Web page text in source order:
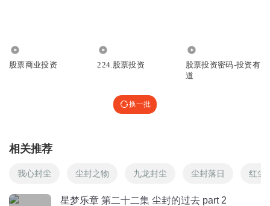
股票商业投资 224.股票投资
股票投资密码-投资有
道
换一批
相关推荐
我心封尘 尘封之物 九龙封尘 尘封落日 红尘
星梦乐章 第二十二集 尘封的过去 part 2